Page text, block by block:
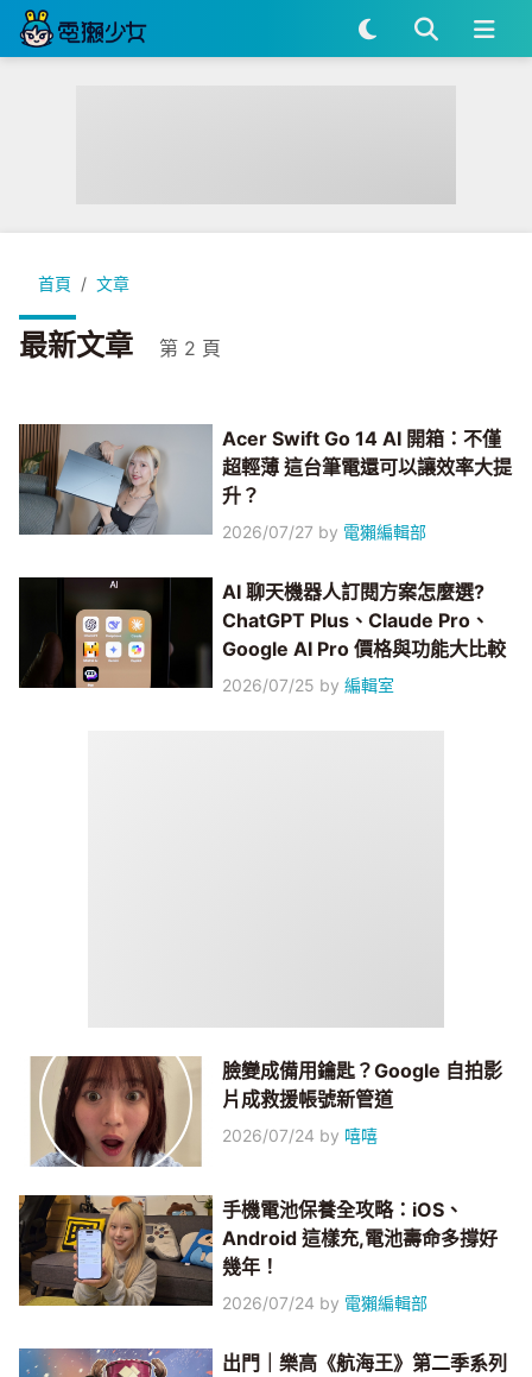
首頁 文章
最新文章 第 2 頁
Acer Swift Go 14 AI 開箱：不僅
超輕薄 這台筆電還可以讓效率大提
升？
2026/07/27 by 電獺編輯部
AI 聊天機器人訂閱方案怎麼選?
ChatGPT Plus、Claude Pro、
Google AI Pro 價格與功能大比較
2026/07/25 by編輯室
臉變成備用鑰匙？Google 自拍影
片成救援帳號新管道
2026/07/24 by 嘻嘻
手機電池保養全攻略：iOS、
Android 這樣充,電池壽命多撐好
幾年！
2026/07/24 by 電獺編輯部
出門｜樂高《航海王》第二季系列